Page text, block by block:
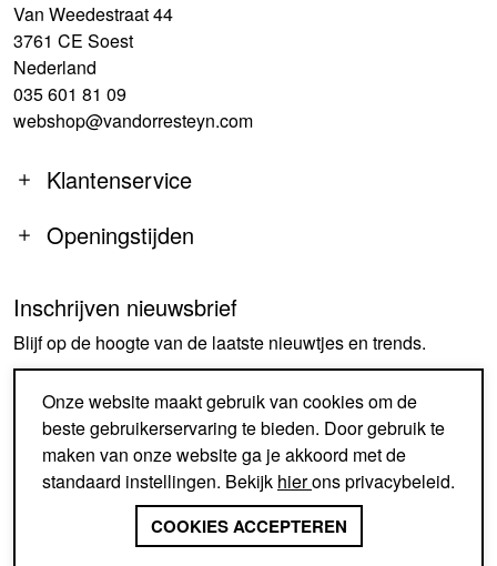
Van Weedestraat 44
3761 CE Soest
Nederland
035 601 81 09
webshop@vandorresteyn.com
Klantenservice
Openingstijden
MA
14:00-18:00
DI-DO
09:30-18:00
ZA
09:30-17:00
ZO
GESLOTEN
Inschrijven nieuwsbrief
Blijf op de hoogte van de laatste nieuwtjes en trends.
AANMELDEN
SINDS 1926 EEN BEGRIP IN
SCHOENEN EN ACCESSOIRES
Onze website maakt gebruik van cookies om de
beste gebruikerservaring te bieden. Door gebruik te
maken van onze website ga je akkoord met de
standaard instellingen. Bekijk hierons privacybeleid.